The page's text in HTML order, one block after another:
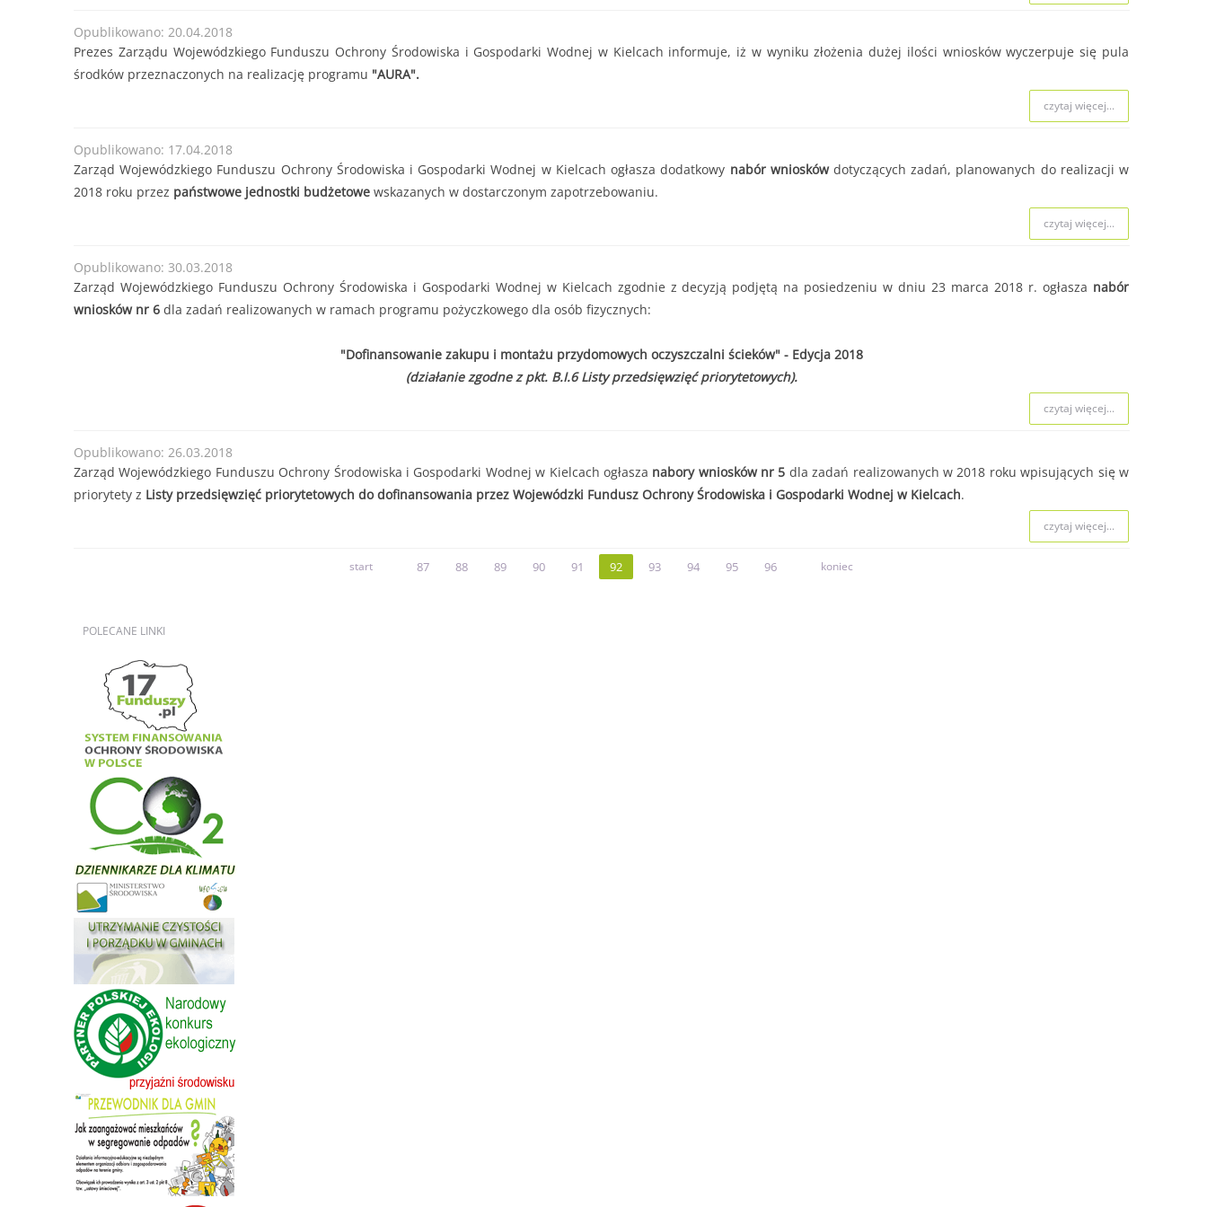
........
czytaj więcej...
Termin przyjmowania wniosków:
lub do czasu wyczerpania kwoty naboru.
czytaj więcej...
Opublikowano: 20.04.2018
Prezes Zarządu Wojewódzkiego Funduszu Ochrony Środowiska i Gospodarki Wodnej w Kielcach informuje, iż w wyniku złożenia dużej ilości wniosków wyczerpuje się pula
środków przeznaczonych na realizację programu "AURA".
czytaj więcej...
Opublikowano: 17.04.2018
Zarząd Wojewódzkiego Funduszu Ochrony Środowiska i Gospodarki Wodnej w Kielcach ogłasza dodatkowy nabór wniosków dotyczących zadań, planowanych do realizacji w
2018 roku przez państwowe jednostki budżetowe wskazanych w dostarczonym zapotrzebowaniu.
czytaj więcej...
Opublikowano: 30.03.2018
Zarząd Wojewódzkiego Funduszu Ochrony Środowiska i Gospodarki Wodnej w Kielcach zgodnie z decyzją podjętą na posiedzeniu w dniu 23 marca 2018 r. ogłasza nabór
wniosków nr 6 dla zadań realizowanych w ramach programu pożyczkowego dla osób fizycznych:
"Dofinansowanie zakupu i montażu przydomowych oczyszczalni ścieków" - Edycja 2018
(działanie zgodne z pkt. B.I.6 Listy przedsięwzięć priorytetowych).
czytaj więcej...
Opublikowano: 26.03.2018
Zarząd Wojewódzkiego Funduszu Ochrony Środowiska i Gospodarki Wodnej w Kielcach ogłasza nabory wniosków nr 5 dla zadań realizowanych w 2018 roku wpisujących się w
priorytety z Listy przedsięwzięć priorytetowych do dofinansowania przez Wojewódzki Fundusz Ochrony Środowiska i Gospodarki Wodnej w Kielcach.
czytaj więcej...
start 87 88 89 90 91 92 93 94 95 96 koniec
POLECANE LINKI